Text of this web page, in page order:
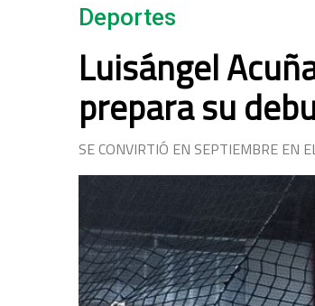
Deportes
Luisángel
prepara su
SE CONVIRTIÓ EN SEPTIEMBRE EN